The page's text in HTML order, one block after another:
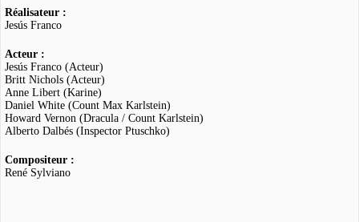
Réalisateur :
Jesús Franco
Acteur :
Jesús Franco (Acteur)
Britt Nichols (Acteur)
Anne Libert (Karine)
Daniel White (Count Max Karlstein)
Howard Vernon (Dracula / Count Karlstein)
Alberto Dalbés (Inspector Ptuschko)
Compositeur :
René Sylviano